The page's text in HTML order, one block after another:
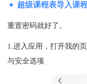
超级课程表导入课
重置密码就好了。
1.进入应用，打开我的
与安全选项